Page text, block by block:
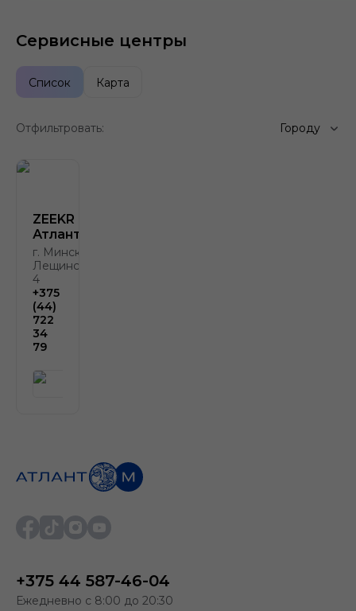
Сервисные центры
Список Карта
Отфильтровать: Городу
ZEEKR
Атлант-М
г. Минск, ул.
Лещинского,
4
+375
(44)
722
34
79
+375 44 587-46-04
Ежедневно с 8:00 до 20:30